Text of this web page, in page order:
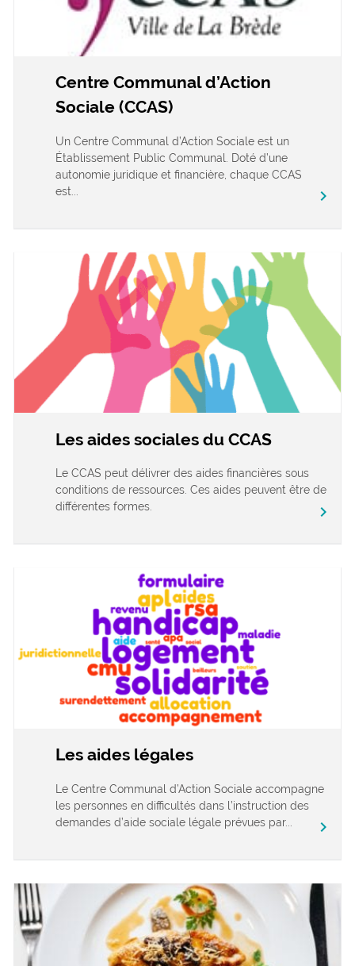
Centre Communal d’Action
Sociale (CCAS)
Un Centre Communal d’Action Sociale est un
Établissement Public Communal. Doté d’une
autonomie juridique et financière, chaque CCAS
est...
chevron_right
Les aides sociales du CCAS
Le CCAS peut délivrer des aides financières sous
conditions de ressources. Ces aides peuvent être de
différentes formes.
chevron_right
Les aides légales
Le Centre Communal d’Action Sociale accompagne
les personnes en difficultés dans l’instruction des
demandes d’aide sociale légale prévues par...
chevron_right